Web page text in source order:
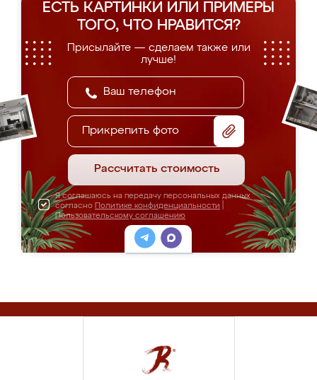
ЕСТЬ КАРТИНКИ ИЛИ ПРИМЕРЫ
ТОГО, ЧТО НРАВИТСЯ?
Присылайте — сделаем также или
лучше!
Прикрепить фото
Рассчитать стоимость
Я соглашаюсь на передачу персональных данных
согласно Политике конфиденциальности
Пользовательскому соглашению